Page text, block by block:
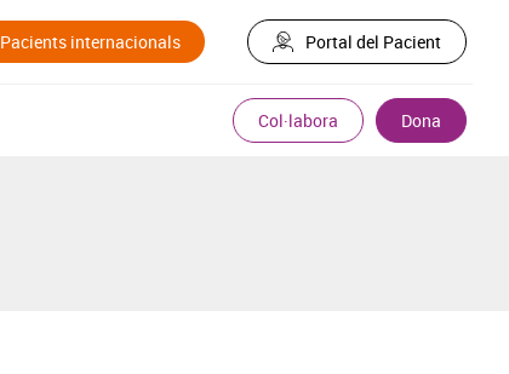
Pacients internacionals Portal del Pacient
Col·labora Dona